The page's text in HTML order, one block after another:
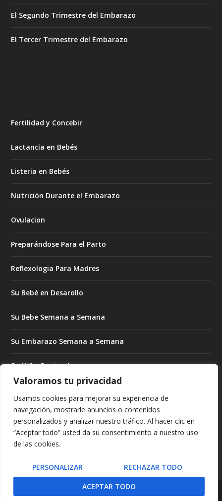
Valoramos tu privacidad
Usamos cookies para mejorar su experiencia de
navegación, mostrarle anuncios o contenidos
personalizados y analizar nuestro tráfico. Al hacer clic en
“Aceptar todo” usted da su consentimiento a nuestro uso
de las cookies.
PERSONALIZAR RECHAZAR TODO
ACEPTAR TODO
El Segundo Trimestre del Embarazo
El Tercer Trimestre del Embarazo
Fertilidad y Concebir
Lactancia en Bebés
Listeria en Bebés
Nutrición Durante el Embarazo
Ovulacion
Preparándose Para el Parto
Reflexologia Para Madres
Su Bebé en Desarollo
Su Bebe Semana a Semana
Su Embarazo Semana a Semana
Su Niño Creciendo
Subrogado Para Madres
Tratando de Embarazarse